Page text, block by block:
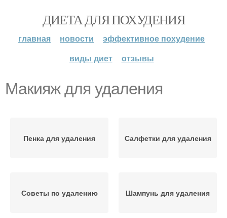
ДИЕТА ДЛЯ ПОХУДЕНИЯ
главная новости
эффективное похудение
виды диет
отзывы
Макияж для удаления
Пенка для удаления Салфетки для удаления
Советы по удалению Шампунь для удаления